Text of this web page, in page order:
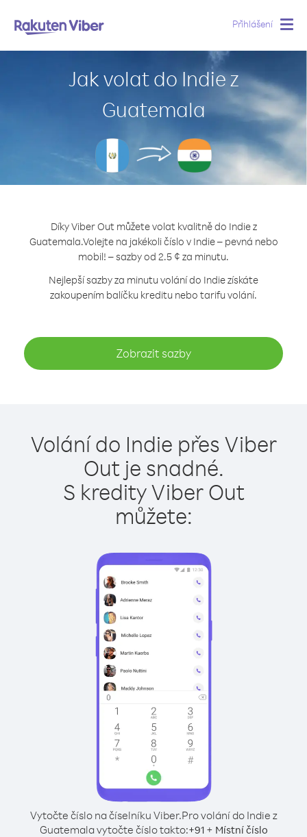
Přihlášení
Jak volat do Indie z
Guatemala
Díky Viber Out můžete volat kvalitně do Indie z
Guatemala.Volejte na jakékoli číslo v Indie – pevná nebo
mobil! – sazby od 2.5 ¢ za minutu.
Nejlepší sazby za minutu volání do Indie získáte
zakoupením balíčku kreditu nebo tarifu volání.
Zobrazit sazby
Volání do Indie přes Viber
Out je snadné.
S kredity Viber Out
můžete:
Vytočte číslo na číselníku Viber.Pro volání do Indie z
Guatemala vytočte číslo takto:+91+ Místní číslo